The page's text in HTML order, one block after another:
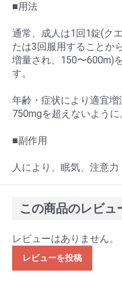
■用法
通常、成人は1回1錠(ク
たは3回服用することか
増量され、150〜600m)
す。
年齢・症状により適宜
750mgを超えないように
■副作用
人により、眠気、注意
この商品のレビュ
レビューはありません。
レビューを投稿